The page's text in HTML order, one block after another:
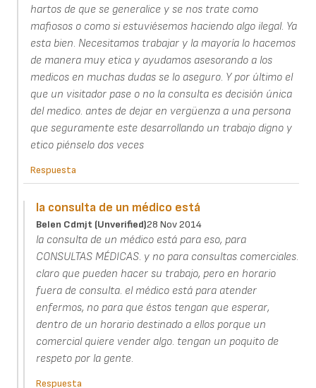
hartos de que se generalice y se nos trate como
mafiosos o como si estuviésemos haciendo algo ilegal. Ya
esta bien. Necesitamos trabajar y la mayoría lo hacemos
de manera muy etica y ayudamos asesorando a los
medicos en muchas dudas se lo aseguro. Y por último el
que un visitador pase o no la consulta es decisión única
del medico. antes de dejar en vergüenza a una persona
que seguramente este desarrollando un trabajo digno y
etico piénselo dos veces
Respuesta
la consulta de un médico está
Belen Cdmjt (unverified)28 Nov 2014
la consulta de un médico está para eso, para
CONSULTAS MÉDICAS. y no para consultas comerciales.
claro que pueden hacer su trabajo, pero en horario
fuera de consulta. el médico está para atender
enfermos, no para que éstos tengan que esperar,
dentro de un horario destinado a ellos porque un
comercial quiere vender algo. tengan un poquito de
respeto por la gente.
Respuesta